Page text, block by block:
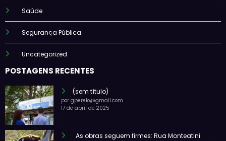
Saúde
Segurança Pública
Uncategorized
POSTAGENS RECENTES
(sem título)
por gperelo@gmail.com
17 de abril de 2025
As obras seguem firmes: Rua Monteatini